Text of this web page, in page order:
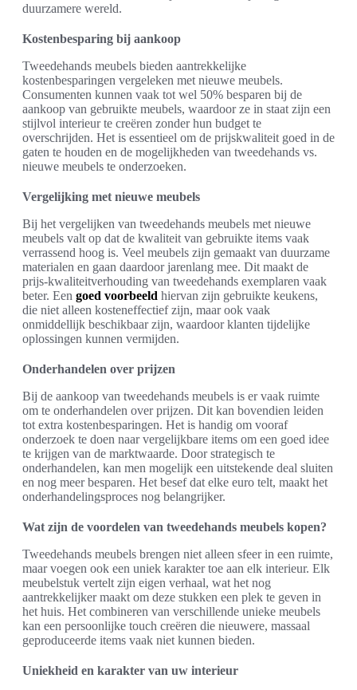
duurzamere wereld.
Kostenbesparing bij aankoop
Tweedehands meubels bieden aantrekkelijke
kostenbesparingen vergeleken met nieuwe meubels.
Consumenten kunnen vaak tot wel 50% besparen bij de
aankoop van gebruikte meubels, waardoor ze in staat zijn een
stijlvol interieur te creëren zonder hun budget te
overschrijden. Het is essentieel om de prijskwaliteit goed in de
gaten te houden en de mogelijkheden van tweedehands vs.
nieuwe meubels te onderzoeken.
Vergelijking met nieuwe meubels
Bij het vergelijken van tweedehands meubels met nieuwe
meubels valt op dat de kwaliteit van gebruikte items vaak
verrassend hoog is. Veel meubels zijn gemaakt van duurzame
materialen en gaan daardoor jarenlang mee. Dit maakt de
prijs-kwaliteitverhouding van tweedehands exemplaren vaak
beter. Een goed voorbeeld hiervan zijn gebruikte keukens,
die niet alleen kosteneffectief zijn, maar ook vaak
onmiddellijk beschikbaar zijn, waardoor klanten tijdelijke
oplossingen kunnen vermijden.
Onderhandelen over prijzen
Bij de aankoop van tweedehands meubels is er vaak ruimte
om te onderhandelen over prijzen. Dit kan bovendien leiden
tot extra kostenbesparingen. Het is handig om vooraf
onderzoek te doen naar vergelijkbare items om een goed idee
te krijgen van de marktwaarde. Door strategisch te
onderhandelen, kan men mogelijk een uitstekende deal sluiten
en nog meer besparen. Het besef dat elke euro telt, maakt het
onderhandelingsproces nog belangrijker.
Wat zijn de voordelen van tweedehands meubels kopen?
Tweedehands meubels brengen niet alleen sfeer in een ruimte,
maar voegen ook een uniek karakter toe aan elk interieur. Elk
meubelstuk vertelt zijn eigen verhaal, wat het nog
aantrekkelijker maakt om deze stukken een plek te geven in
het huis. Het combineren van verschillende unieke meubels
kan een persoonlijke touch creëren die nieuwere, massaal
geproduceerde items vaak niet kunnen bieden.
Uniekheid en karakter van uw interieur